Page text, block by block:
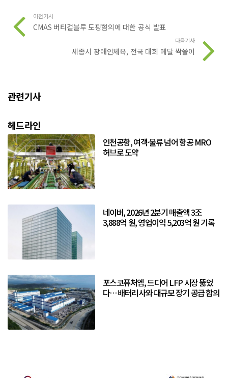
이전기사
CMAS 버티컬블루 도핑혐의에 대한 공식 발표
다음기사
세종시 장애인체육, 전국 대회 메달 싹쓸이
관련기사
헤드라인
인천공항, 여객·물류 넘어 항공 MRO
허브로 도약
네이버, 2026년 2분기 매출액 3조
3,888억 원, 영업이익 5,203억 원 기록
포스코퓨처엠, 드디어 LFP 시장 뚫었
다… 배터리사와 대규모 장기 공급 합의